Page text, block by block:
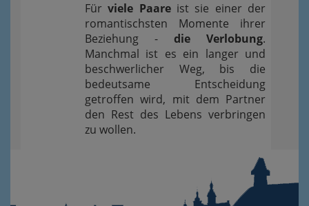
Fürviele Paareist sie einer der
romantischsten Momente ihrer
Beziehung - die Verlobung.
Manchmal ist es ein langer und
beschwerlicher Weg, bis die
bedeutsame Entscheidung
getroffen wird, mit dem Partner
den Rest des Lebens verbringen
zu wollen.